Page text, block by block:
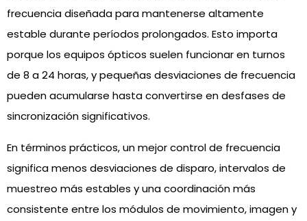
frecuencia diseñada para mantenerse altamente
estable durante períodos prolongados. Esto importa
porque los equipos ópticos suelen funcionar en turnos
de 8 a 24 horas, y pequeñas desviaciones de frecuencia
pueden acumularse hasta convertirse en desfases de
sincronización significativos.
En términos prácticos, un mejor control de frecuencia
significa menos desviaciones de disparo, intervalos de
muestreo más estables y una coordinación más
consistente entre los módulos de movimiento, imagen y